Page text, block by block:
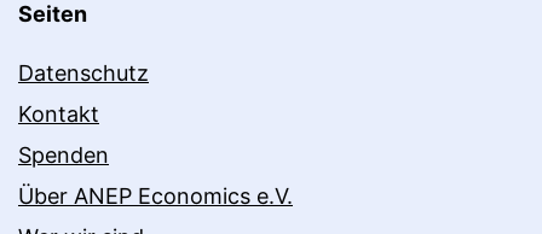
Seiten
Datenschutz
Kontakt
Spenden
Über ANEP Economics e.V.